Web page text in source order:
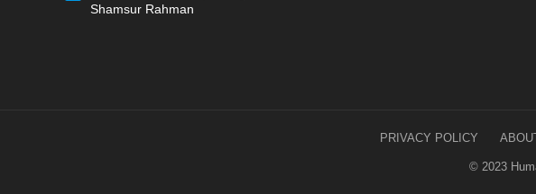
Shamsur Rahman
PRIVACY POLICY
© 2023